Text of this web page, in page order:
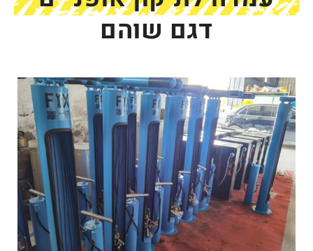
דגם שוהם